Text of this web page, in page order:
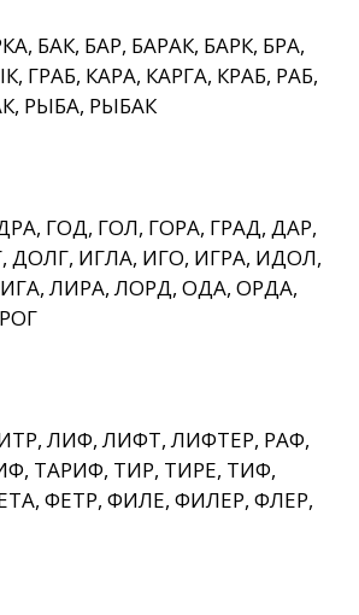
БАК, БАР, БАРАК, БАРК, БРА,
ГРАБ, КАРА, КАРГА, КРАБ, РАБ,
РЫБА, РЫБАК
ГОД, ГОЛ, ГОРА, ГРАД, ДАР,
ДОЛГ, ИГЛА, ИГО, ИГРА, ИДОЛ,
ЛИРА, ЛОРД, ОДА, ОРДА,
ЛИФ, ЛИФТ, ЛИФТЕР, РАФ,
ТАРИФ, ТИР, ТИРЕ, ТИФ,
ФЕТР, ФИЛЕ, ФИЛЕР, ФЛЕР,